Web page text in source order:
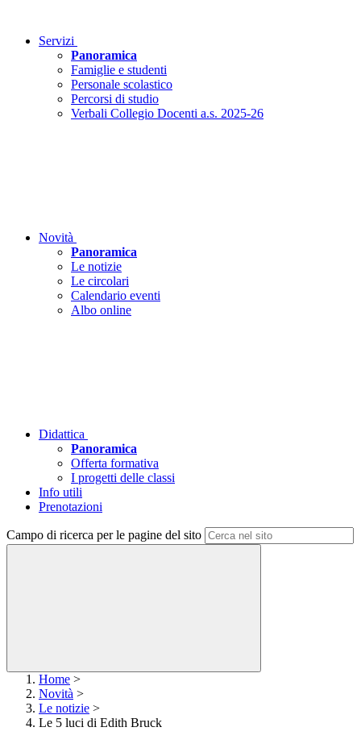
Servizi
Panoramica
Famiglie e studenti
Personale scolastico
Percorsi di studio
Verbali Collegio Docenti a.s. 2025-26
Novità
Panoramica
Le notizie
Le circolari
Calendario eventi
Albo online
Didattica
Panoramica
Offerta formativa
I progetti delle classi
Info utili
Prenotazioni
Campo di ricerca per le pagine del sito
Home >
Novità >
Le notizie >
Le 5 luci di Edith Bruck